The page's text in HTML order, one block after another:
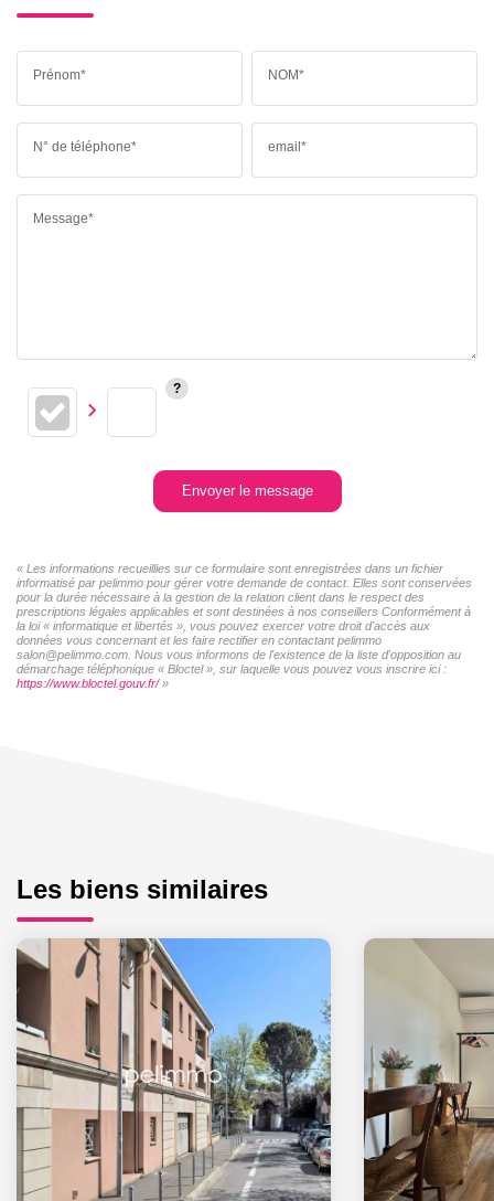
Prénom* NOM*
N° de téléphone* email*
Message*
Envoyer le message
« Les informations recueillies sur ce formulaire sont enregistrées dans un fichier
informatisé par pelimmo pour gérer votre demande de contact. Elles sont conservées
pour la durée nécessaire à la gestion de la relation client dans le respect des
prescriptions légales applicables et sont destinées à nos conseillers Conformément à
la loi « informatique et libertés », vous pouvez exercer votre droit d'accès aux
données vous concernant et les faire rectifier en contactant pelimmo
salon@pelimmo.com. Nous vous informons de l'existence de la liste d'opposition au
démarchage téléphonique « Bloctel », sur laquelle vous pouvez vous inscrire ici :
https://www.bloctel.gouv.fr/»
Les biens similaires